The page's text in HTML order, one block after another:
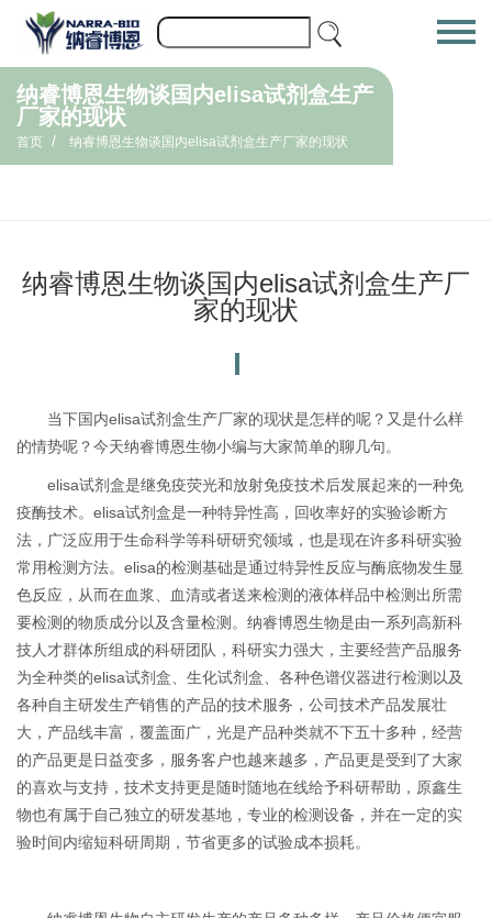
纳睿博恩生物谈国内elisa试剂盒生产
厂家的现状
首页 / 纳睿博恩生物谈国内elisa试剂盒生产厂家的现状
纳睿博恩生物谈国内elisa试剂盒生产厂
家的现状
当下国内elisa试剂盒生产厂家的现状是怎样的呢？又是什么样
的情势呢？今天纳睿博恩生物小编与大家简单的聊几句。
elisa试剂盒是继免疫荧光和放射免疫技术后发展起来的一种免
疫酶技术。elisa试剂盒是一种特异性高，回收率好的实验诊断方
法，广泛应用于生命科学等科研研究领域，也是现在许多科研实验
常用检测方法。elisa的检测基础是通过特异性反应与酶底物发生显
色反应，从而在血浆、血清或者送来检测的液体样品中检测出所需
要检测的物质成分以及含量检测。纳睿博恩生物是由一系列高新科
技人才群体所组成的科研团队，科研实力强大，主要经营产品服务
为全种类的elisa试剂盒、生化试剂盒、各种色谱仪器进行检测以及
各种自主研发生产销售的产品的技术服务，公司技术产品发展壮
大，产品线丰富，覆盖面广，光是产品种类就不下五十多种，经营
的产品更是日益变多，服务客户也越来越多，产品更是受到了大家
的喜欢与支持，技术支持更是随时随地在线给予科研帮助，原鑫生
物也有属于自己独立的研发基地，专业的检测设备，并在一定的实
验时间内缩短科研周期，节省更多的试验成本损耗。